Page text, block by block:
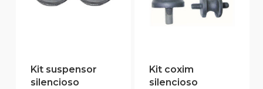
Kit suspensor
silencioso
Kit coxim
silencioso